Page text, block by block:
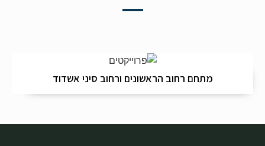
מתחם רחוב הראשונים ורחוב סיני אשדוד